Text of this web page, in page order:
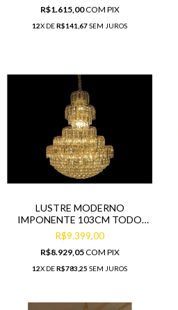
R$1.615,00COM PIX
12X DER$141,67SEM JUROS
LUSTRE MODERNO
IMPONENTE 103CM TODO
EM PINGENTES CRISTAL
R$9.399,00
R$8.929,05COM PIX
12X DER$783,25 SEM JUROS